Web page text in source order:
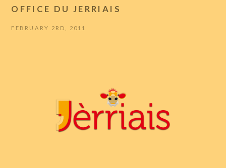
OFFICE DU JERRIAIS
FEBRUARY 2RD, 2011